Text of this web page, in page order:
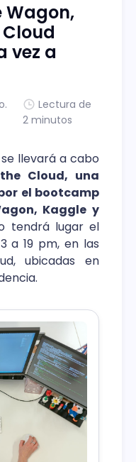
Wagon,
vez a
Lectura de
2 minutos
llevará a cabo
Cloud, una
el bootcamp
Kaggle y
tendrá lugar el
a 19 pm, en las
ubicadas en